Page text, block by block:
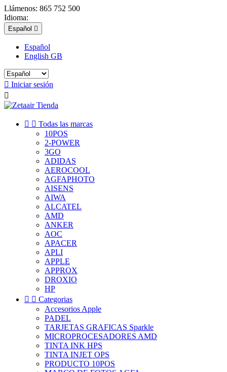
Llámenos: 865 752 500
Idioma:
Español 
Español
English GB
 Iniciar sesión

  Todas las marcas
10POS
2-POWER
3GO
ADIDAS
AEROCOOL
AGFAPHOTO
AISENS
AIWA
ALCATEL
AMD
ANKER
AOC
APACER
APLI
APPLE
APPROX
DROXIO
HP
  Categorias
Accesorios Apple
PADEL
TARJETAS GRAFICAS Sparkle
MICROPROCESADORES AMD
TINTA INK HPS
TINTA INJET OPS
PRODUCTO 10POS